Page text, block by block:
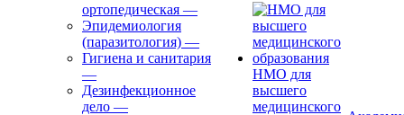
ортопедическая —
Эпидемиология
(паразитология) —
Гигиена и санитария
—
Дезинфекционное
дело —
НМО для
высшего
медицинского